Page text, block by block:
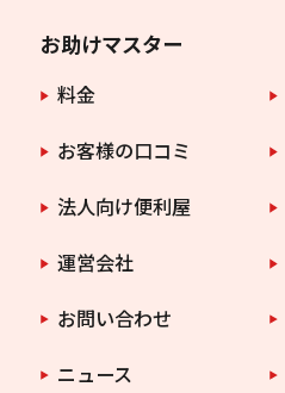
お助けマスター
料金
お客様の口コミ
法人向け便利屋
運営会社
お問い合わせ
ニュース